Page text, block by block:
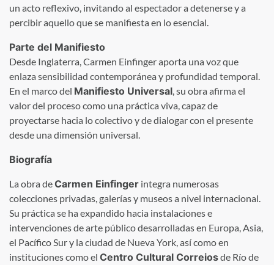
un acto reflexivo, invitando al espectador a detenerse y a
percibir aquello que se manifiesta en lo esencial.
Parte del Manifiesto
Desde Inglaterra, Carmen Einfinger aporta una voz que
enlaza sensibilidad contemporánea y profundidad temporal.
En el marco del Manifiesto Universal, su obra afirma el
valor del proceso como una práctica viva, capaz de
proyectarse hacia lo colectivo y de dialogar con el presente
desde una dimensión universal.
Biografía
La obra deCarmen Einfinger integra numerosas
colecciones privadas, galerías y museos a nivel internacional.
Su práctica se ha expandido hacia instalaciones e
intervenciones de arte público desarrolladas en Europa, Asia,
el Pacífico Sur y la ciudad de Nueva York, así como en
instituciones como el Centro Cultural Correiosde Río de